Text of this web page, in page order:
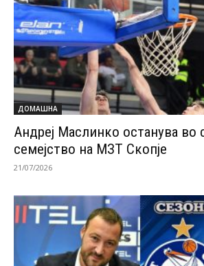
ДОМАШНА
Андреј Маслинко останува во
семејство на МЗТ Скопје
21/07/2026